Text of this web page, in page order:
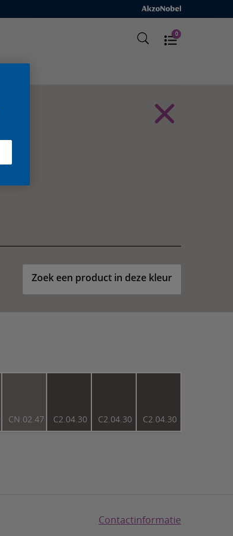
0
Zoek een product in deze kleur
CN.02.47 C2.04.30 C2.04.30 C2.04.30
Contactinformatie